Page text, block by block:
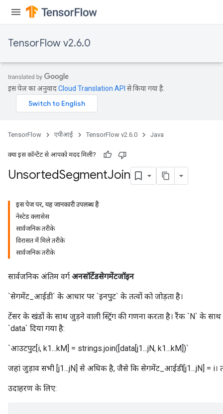
TensorFlow v2.6.0
इस पेज का अनुवादCloud Translation API से किया गया है.
TensorFlow एपीआई TensorFlow v2.6.0 Java
क्या इस कॉन्टेंट से आपको मदद मिली?
UnsortedSegmentJoin
इस पेज पर, यह जानकारी उपलब्ध है
नेस्टेड क्लासेस
सार्वजनिक तरीके
विरासत में मिले तरीके
सार्वजनिक तरीके
सार्वजनिक अंतिम वर्ग अनसॉर्टेडसेगमेंटजॉइन
`सेगमेंट_आईडी` के आधार पर `इनपुट` के तत्वों को जोड़ता है।
टेंसर के खंडों के साथ जुड़ने वाली स्ट्रिंग की गणना करता है। रैंक `N` के
`data` दिया गया है:
`आउटपुट[i, k1...kM] = strings.join([data[j1...jN, k1...kM])`
जहां जुड़ाव सभी [j1...jN] से अधिक है, जैसे कि सेगमेंट_आईडी[j1...jN] = i।
उदाहरण के लिए: